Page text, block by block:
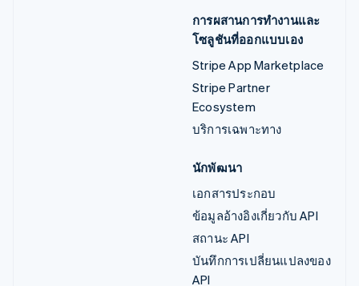
การผสานการทำงานและ
โซลูชันที่ออกแบบเอง
Stripe App Marketplace
Stripe Partner
Ecosystem
บริการเฉพาะทาง
นักพัฒนา
เอกสารประกอบ
ข้อมูลอ้างอิงเกี่ยวกับ API
สถานะ API
บันทึกการเปลี่ยนแปลงของ
API